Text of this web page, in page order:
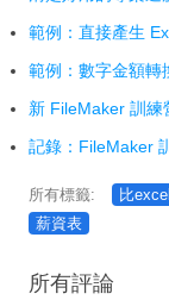
範例：直接產生
範例：數字金額轉
新 FileMaker 訓練
記錄：FileMaker
所有標籤: 比
薪資表
所有評論